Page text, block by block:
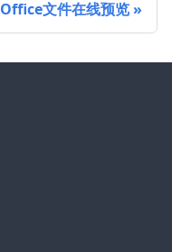
Office文件在线预览